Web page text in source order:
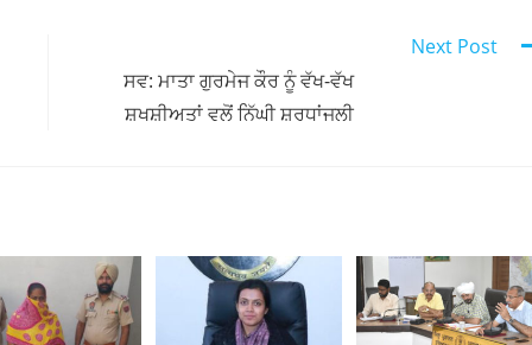
ਬੈਕਵਾਰਡ ਅਤੇ ਫਾਰਵਾਰਡ ਲਿੰਕਸ ਬਾਰੇ ਪਤਾਜੋਈ ਕੀਤੀ ਜਾਵੇਗੀ ।
Next Post
ਸਵ: ਮਾਤਾ ਗੁਰਮੇਜ ਕੌਰ ਨੂੰ ਵੱਖ-ਵੱਖ
ਸ਼ਖਸ਼ੀਅਤਾਂ ਵਲੋਂ ਨਿੱਘੀ ਸ਼ਰਧਾਂਜਲੀ